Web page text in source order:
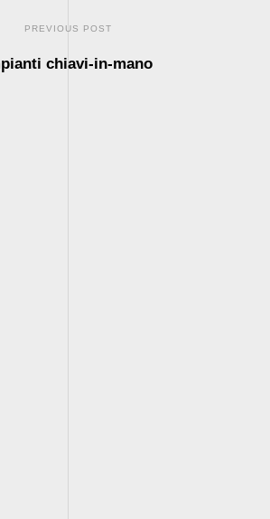
PREVIOUS POST
chiavi-in-mano